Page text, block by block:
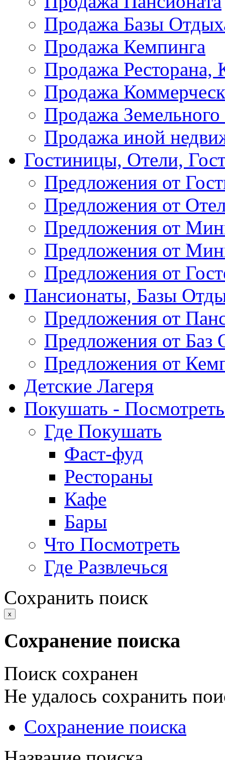
Продажа Базы
Продажа Кемпинга
Продажа Ресторана,
Продажа
Продажа Земельного
Продажа иной
Гостиницы, Отели,
Предложения от
Предложения от
Предложения от
Предложения от
Предложения от
Пансионаты, Базы
Предложения от
Предложения от Баз
Предложения от
Детские Лагеря
Покушать - Посмотреть
Где Покушать
Фаст-фуд
Рестораны
Кафе
Бары
Что Посмотреть
Где Развлечься
Сохранить поиск
x
Сохранение поиска
Поиск сохранен
Не удалось сохранить
Сохранение поиска